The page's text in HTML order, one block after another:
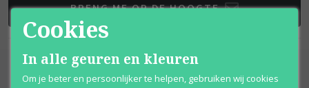
BRENG ME OP DE HOOGTE
Cookies
In alle geuren en kleuren
Om je beter en persoonlijker te helpen, gebruiken wij cookies